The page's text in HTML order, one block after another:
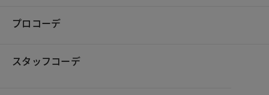
プロコーデ
スタッフコーデ